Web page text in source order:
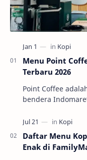
Menu Point
Terbaru 2026
Point Coffee
bendera
Daftar Menu
Enak di